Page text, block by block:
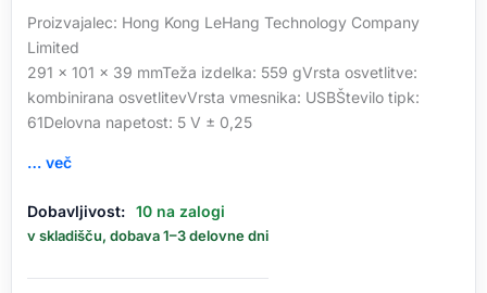
Proizvajalec: Hong Kong LeHang Technology Company
Limited
291 × 101 × 39 mmTeža izdelka: 559 gVrsta osvetlitve:
kombinirana osvetlitevVrsta vmesnika: USBŠtevilo tipk:
61Delovna napetost: 5 V ± 0,25
… več
Dobavljivost: 10 na zalogi
v skladišču, dobava 1–3 delovne dni
Gamenote
mehanska